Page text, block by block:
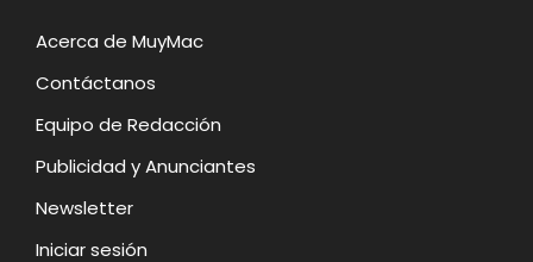
Acerca de MuyMac
Contáctanos
Equipo de Redacción
Publicidad y Anunciantes
Newsletter
Iniciar sesión